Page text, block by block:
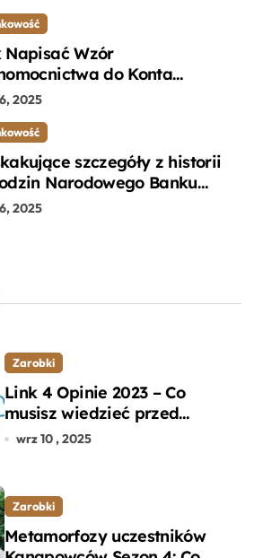
Napisać Wzór
do Konta
– Praktyczny
2025
szczegóły z historii
Narodowego Banku
o których mogłeś nie
2025
Zarobki
Link 4 Opinie 2023 – Co
musisz wiedzieć przed
wyborem ubezpieczenia OC i
wrz 10 , 2025
Zarobki
Metamorfozy uczestników